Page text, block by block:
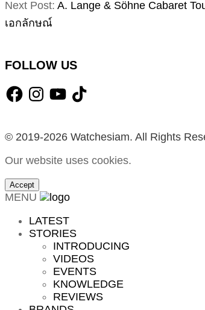
17
Next Post: A. Lange & Söhne Cabaret
เอกลักษณ์
FOLLOW US
FacebookInstagramYouTube
TikTok
© 2019-2026 Watchesiam. All Rights
Our website uses cookies.
Accept
MENU
LATEST
STORIES
INTRODUCING
VIDEOS
EVENTS
KNOWLEDGE
REVIEWS